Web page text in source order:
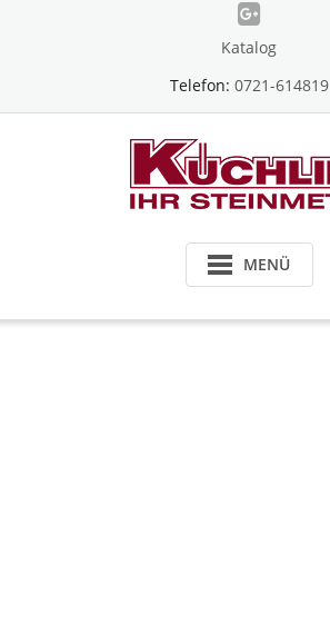
Katalog
Telefon: 0721-614819
MENÜ